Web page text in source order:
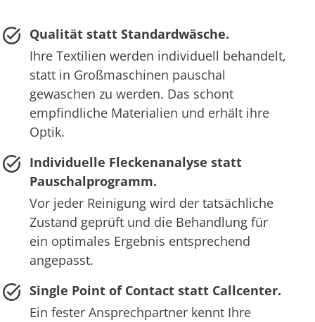
Qualität statt Standardwäsche.
Ihre Textilien werden individuell behandelt,
statt in Großmaschinen pauschal
gewaschen zu werden. Das schont
empfindliche Materialien und erhält ihre
Optik.
Individuelle Fleckenanalyse statt
Pauschalprogramm.
Vor jeder Reinigung wird der tatsächliche
Zustand geprüft und die Behandlung für
ein optimales Ergebnis entsprechend
angepasst.
Single Point of Contact statt Callcenter.
Ein fester Ansprechpartner kennt Ihre